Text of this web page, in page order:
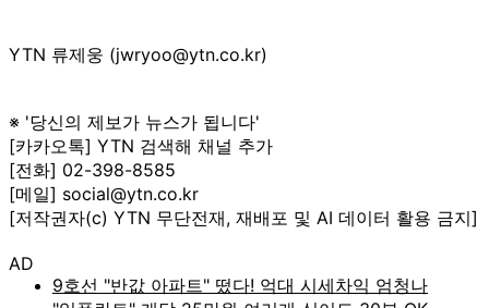
YTN 류제웅 (jwryoo@ytn.co.kr)
※ '당신의 제보가 뉴스가 됩니다'
[카카오톡] YTN 검색해 채널 추가
[전화] 02-398-8585
[메일] social@ytn.co.kr
[저작권자(c) YTN 무단전재, 재배포 및 AI 데이터 활용 금지]
AD